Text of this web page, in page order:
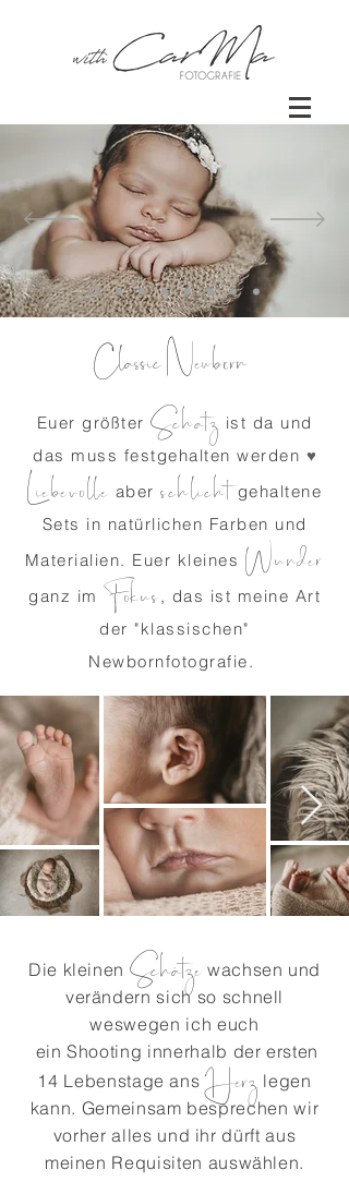
Classic Newborn
Euer größter Schatz ist da und
das muss festgehalten werden ♥
Liebevolle aber schlichtgehaltene
Sets in natürlichen Farben und
Materialien. Euer kleines Wunder
ganz im Fokus , das ist meine Art
der "klassischen"
Newbornfotografie.
Die kleinen Schätze wachsen und
verändern sich so schnell
weswegen ich euch
ein Shooting innerhalb der ersten
14 Lebenstage ansHerz legen
kann. Gemeinsam besprechen wir
vorher alles und ihr dürft aus
meinen Requisiten auswählen.